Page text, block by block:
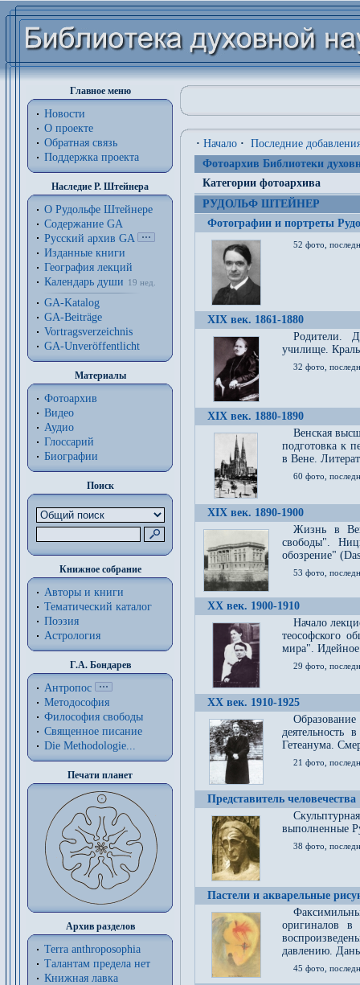
Главное меню
Новости
О проекте
Обратная связь
Поддержка проекта
Наследие Р. Штейнера
О Рудольфе Штейнере
Содержание GA
Русский архив GA
Изданные книги
География лекций
Календарь души
19 нед.
GA-Katalog
GA-Beiträge
Vortragsverzeichnis
GA-Unveröffentlicht
Материалы
Фотоархив
Видео
Аудио
Глоссарий
Биографии
Поиск
Книжное собрание
Авторы и книги
Тематический каталог
Поэзия
Астрология
Г.А. Бондарев
Антропос
Методософия
Философия cвободы
Священное писание
Die Methodologie...
Печати планет
Архив разделов
Terra anthroposophia
Талантам предела нет
Книжная лавка
· Начало · Последние
Фотоархив Библиотеки
Категории фотоархива
РУДОЛЬФ ШТЕЙНЕР
Фотографии и портреты
52 фото,
XIX век. 1861-1880
Родители.
училище.
32 фото,
XIX век. 1880-1890
Венская
подготовка к
в Вене.
60 фото,
XIX век. 1890-1900
Жизнь в
свободы".
обозрение"
53 фото,
XX век. 1900-1910
Начало
теософского
мира". Идейное
29 фото,
XX век. 1910-1925
Образование
деятельность
Гетеанума.
21 фото,
Представитель человечества
выполненные
38 фото,
Пастели и акварельные
оригиналов
давлению.
45 фото,